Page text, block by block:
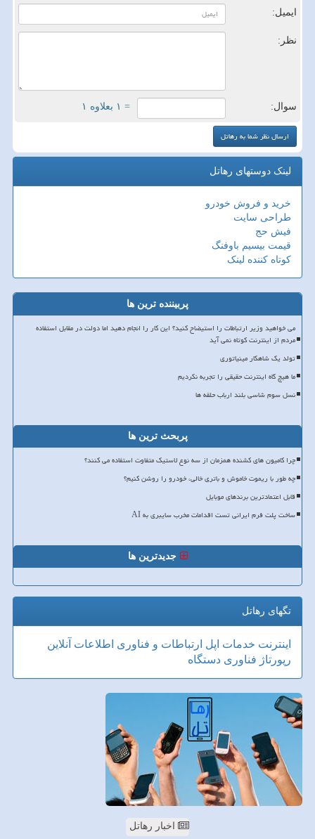
ایمیل:
نظر:
سوال: = ۱ بعلاوه ۱
لینک دوستهای رهاتل
خرید و فروش خودرو
طراحی سایت
فیش حج
قیمت بیسیم باوفنگ
کوتاه کننده لینک
پربیننده ترین ها
می خواهید وزیر ارتباطات را استیضاح کنید؟ این کار را انجام دهید اما دولت در مقابل استفاده
مردم از اینترنت کوتاه نمی آید
تولد یک شاهکار مینیاتوری
ما هیچ گاه اینترنت حقیقی را تجربه نکردیم
نسل سوم شاسی بلند ارباب حلقه ها
پربحث ترین ها
چرا کامیون های کشنده همزمان از سه نوع لاستیک متفاوت استفاده می کنند؟
چه طور با ریموت خاموش و باتری خالی، خودرو را روشن کنیم؟
قابل اعتمادترین برندهای موبایل
ساخت پلت فرم ایرانی تست اقدامات مخرب سایبری به AI
جدیدترین ها
تگهای رهاتل
اینترنت خدمات اپل ارتباطات و فناوری اطلاعات آنلاین
رپورتاژ فناوری دستگاه
اخبار رهاتل